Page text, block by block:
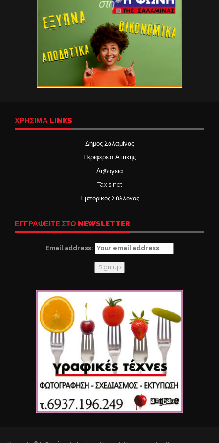
ΧΡΉΣΙΜΑ LINKS
Δήμος Σαλαμίνας
Περιφέρεια Αττικής
Δι@υγεια
Taxis net
Εμπορικός Σύλλογος
ΕΓΓΡΑΦΕΙΤΕ ΣΤΟ NEWSLETTER
Email address: